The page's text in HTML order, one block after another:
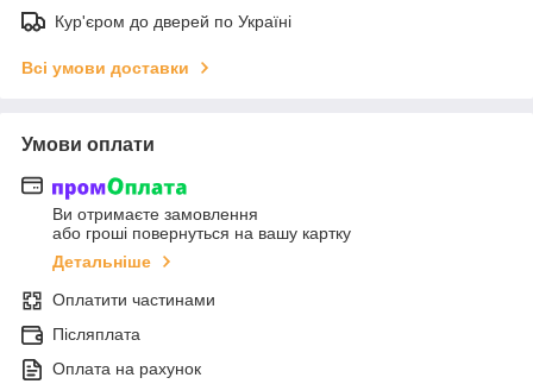
Кур'єром до дверей по Україні
Всі умови доставки
Умови оплати
Ви отримаєте замовлення
або гроші повернуться на вашу картку
Детальніше
Оплатити частинами
Післяплата
Оплата на рахунок